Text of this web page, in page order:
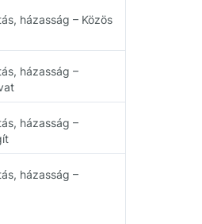
házasság – Közös
házasság –
házasság –
házasság –